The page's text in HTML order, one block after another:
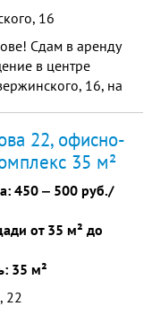
16
Сдам в аренду
в центре
16, на
кв. м,
крыльцо, высокая
качественный
санузел.
22, офисно-
35 м²
450 ‒ 500 руб./
от 35 м² до
35 м²
22